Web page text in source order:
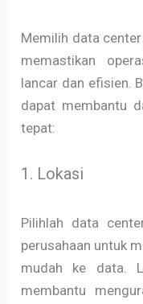
Memilih data
memastikan
lancar dan efisien.
dapat membantu
tepat:
1. Lokasi
Pilihlah data
perusahaan untuk
mudah ke data.
membantu